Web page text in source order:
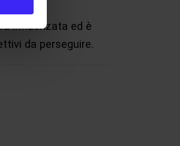
influenzata ed è
da perseguire.